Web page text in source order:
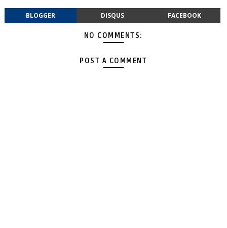
BLOGGER DISQUS FACEBOOK
NO COMMENTS:
POST A COMMENT